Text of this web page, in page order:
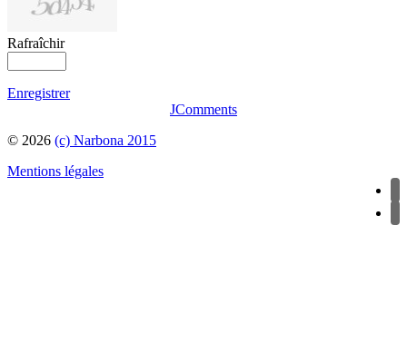
Rafraîchir
Enregistrer
JComments
© 2026 (c) Narbona 2015
Mentions légales